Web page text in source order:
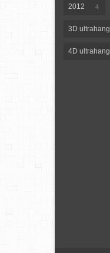
2012 4
3D ultrahang
4D ultrahang